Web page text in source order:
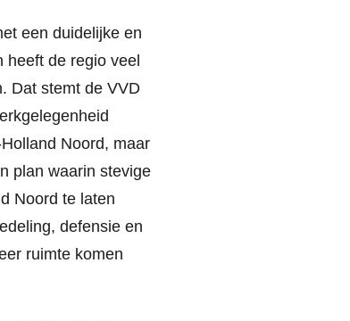
een duidelijke en
de regio veel
Dat stemt de VVD
Noord, maar
plan waarin stevige
Noord te laten
defensie en
ruimte komen